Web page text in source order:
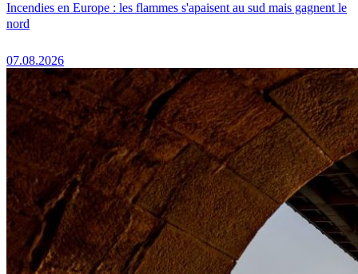
Incendies en Europe : les flammes s'apaisent au sud mais gagnent le
nord
07.08.2026